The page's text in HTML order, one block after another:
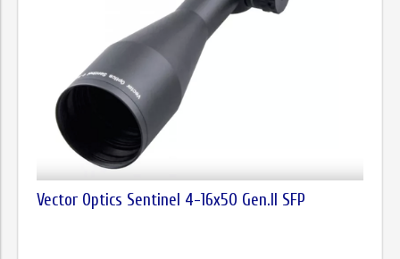
Vector Optics Sentinel 4-16x50 Gen.II SFP